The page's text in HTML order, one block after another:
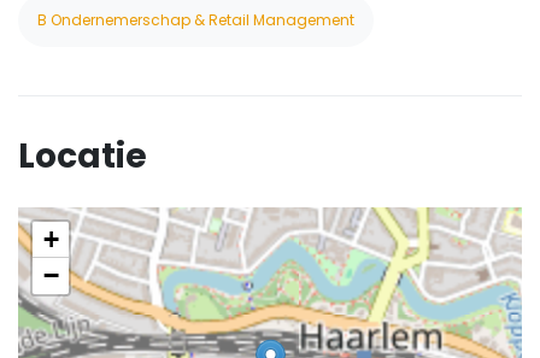
B Ondernemerschap & Retail Management
Locatie
+
−